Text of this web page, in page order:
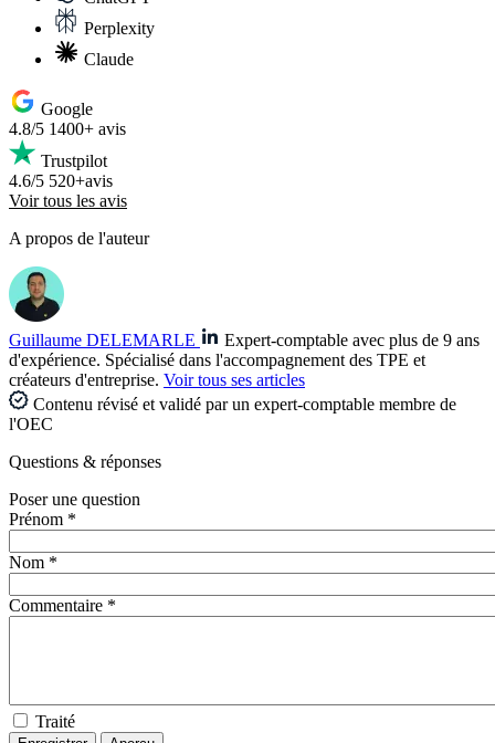
Perplexity
Claude
Google
4.8/5 1400+ avis
Trustpilot
4.6/5 520+avis
Voir tous les avis
A propos de l'auteur
Guillaume DELEMARLE
Expert-comptable avec plus de 9 ans
d'expérience. Spécialisé dans l'accompagnement des TPE et
créateurs d'entreprise. Voir tous ses articles
Contenu révisé et validé par un expert-comptable membre de
l'OEC
Questions & réponses
Poser une question
Prénom *
Nom *
Commentaire *
Traité